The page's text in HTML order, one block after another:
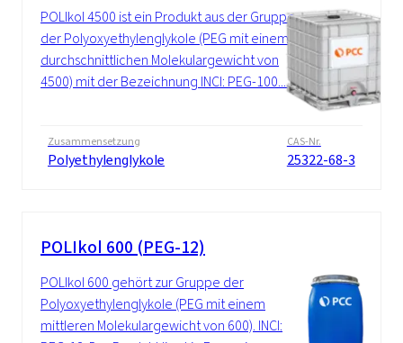
POLIkol 4500 ist ein Produkt aus der Gruppe
der Polyoxyethylenglykole (PEG mit einem
durchschnittlichen Molekulargewicht von
4500) mit der Bezeichnung INCI: PEG-100....
Zusammensetzung
Polyethylenglykole
CAS-Nr.
25322-68-3
POLIkol 600 (PEG-12)
POLIkol 600 gehört zur Gruppe der
Polyoxyethylenglykole (PEG mit einem
mittleren Molekulargewicht von 600). INCI: